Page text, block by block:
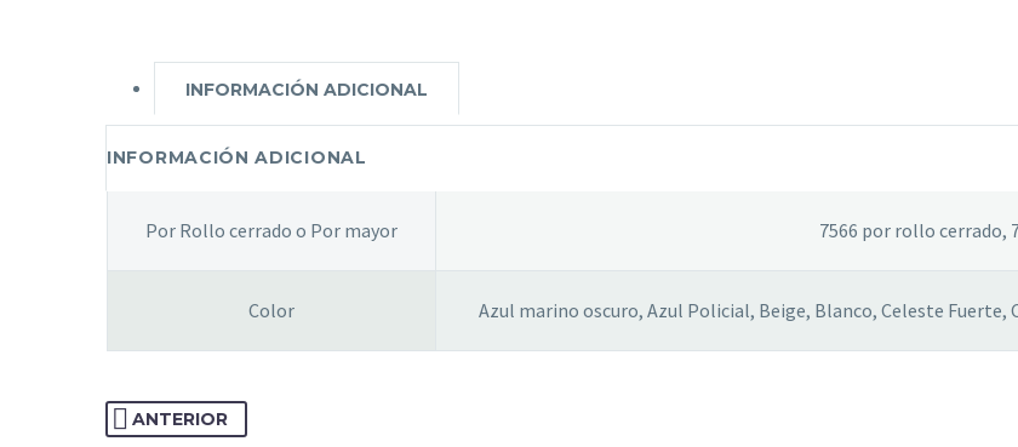
65%/35%
cantidad
INFORMACIÓN ADICIONAL
INFORMACIÓN ADICIONAL
Por Rollo cerrado o Por mayor 7566 por rollo cerrado,
Color Azul marino oscuro, Azul Policial, Beige, Blanco, Celeste
ANTERIOR